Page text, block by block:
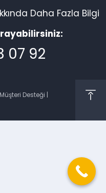
Daha Fazla Bilgi
07 92
Desteği |